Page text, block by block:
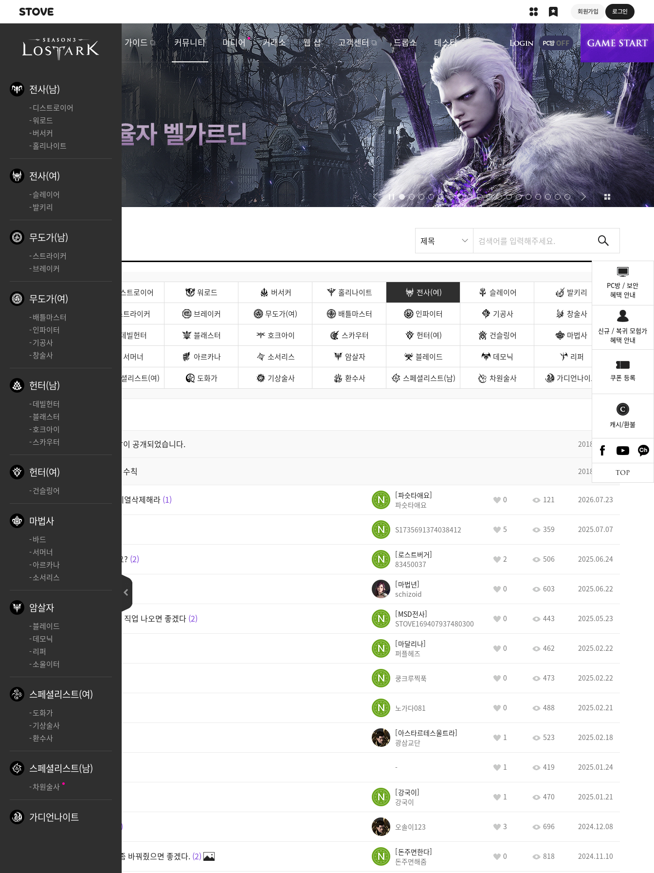
회원가입 로그인
새소식 게임정보 가이드 커뮤니티 미디어 거래소 웹 샵 고객센터 드롭스 테스터
상단 메뉴
스
트
색
제목
전사(남)
디스트로이어
워로드
버서커
홀리나이트
전사(여)
슬레이어
발키리
무도가(남)
스트라이커
브레이커
무도가(여)
배틀마스터
인파이터
기공사
창술사
헌터(남)
데빌헌터
블래스터
호크아이
스카우터
헌터(여)
건슬링어
마법사
바드
서머너
아르카나
소서리스
암살자
블레이드
데모닉
리퍼
소울이터
스페셜리스트(여)
도화가
기상술사
환수사
스페셜리스트(남)
차원술사
가디언나이트
전사(남) 디스트로이어 워로드 버서커 홀리나이트 전사(여) 슬레이어
발키리
무도가(남)
스트라이커 브레이커 무도가(여) 배틀마스터 인파이터 기공사
창술사
헌터(남)
데빌헌터 블래스터 호크아이 스카우터 헌터(여) 건슬링어
마법사
바드
서머너 아르카나 소서리스 암살자 블레이드 데모닉
리퍼
스페셜리스트(여) 도화가 기상술사 환수사 스페셜리스트(남) 차원술사 가디언나이트
최신순 좋아요순
공지 클래스 스킬 영상이 공개되었습니다. 2018.10.29
공지 직업게시판 이용 수칙 2018.09.17
《■■■■|ㅡ●▅█▅▇▆▅▇ 예열삭제해라 1
파슷타애요
파슷타애요
0 121 2026.07.23
cc 6 S1735691374038412 5 359 2025.07.07
다시 컴백할 이유가 뭐 있을까요? 2
로스트버거
83450037
2 506 2025.06.24
마법년
schizoid
0 603 2025.06.22
새로운 직업으로 레이피어 쓰는 직업 나오면 좋겠다 2
MSD전사
STOVE169407937480300
0 443 2025.05.23
ㅊㅊ 3
마달리나
퍼플헤즈
0 462 2025.02.22
쿵크루찍푹 0 473 2025.02.22
2 노가다081 0 488 2025.02.21
여로드 출시 해줭
아스타르테스울트라
광삼교단
1 523 2025.02.18
ㅊㅊ 3 - 1 419 2025.01.24
강국이
강국이
1 470 2025.01.21
여자 워로드 출시기원 1일차 오솔이123 3 696 2024.12.08
캐선창에 있는 슬레 앉은 모습 좀 바꿔줬으면 좋겠다. 2
돈주면한다
돈주면해줌
0 818 2024.11.10
PC방 / 보안
혜택 안내
신규 / 복귀 모험가
혜택 안내
쿠폰 등록
캐시/환불
TOP